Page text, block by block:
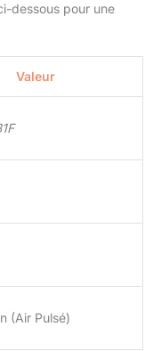
dessous pour une
Valeur
(Air Pulsé)